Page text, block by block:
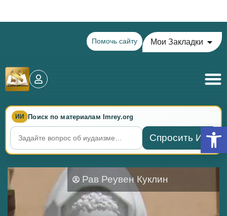
Помочь сайту Мои Закладки
ИИ Поиск по материалам Imrey.org
Спросить ИИ
Рав Реувен Куклин